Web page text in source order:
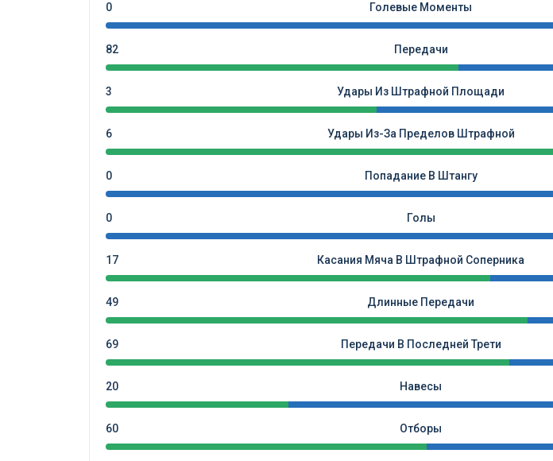
0 Голевые Моменты
82 Передачи
3 Удары Из Штрафной Площади
6 Удары Из-За Пределов Штрафной
0 Попадание В Штангу
0 Голы
17 Касания Мяча В Штрафной Соперника
49 Длинные Передачи
69 Передачи В Последней Трети
20 Навесы
60 Отборы